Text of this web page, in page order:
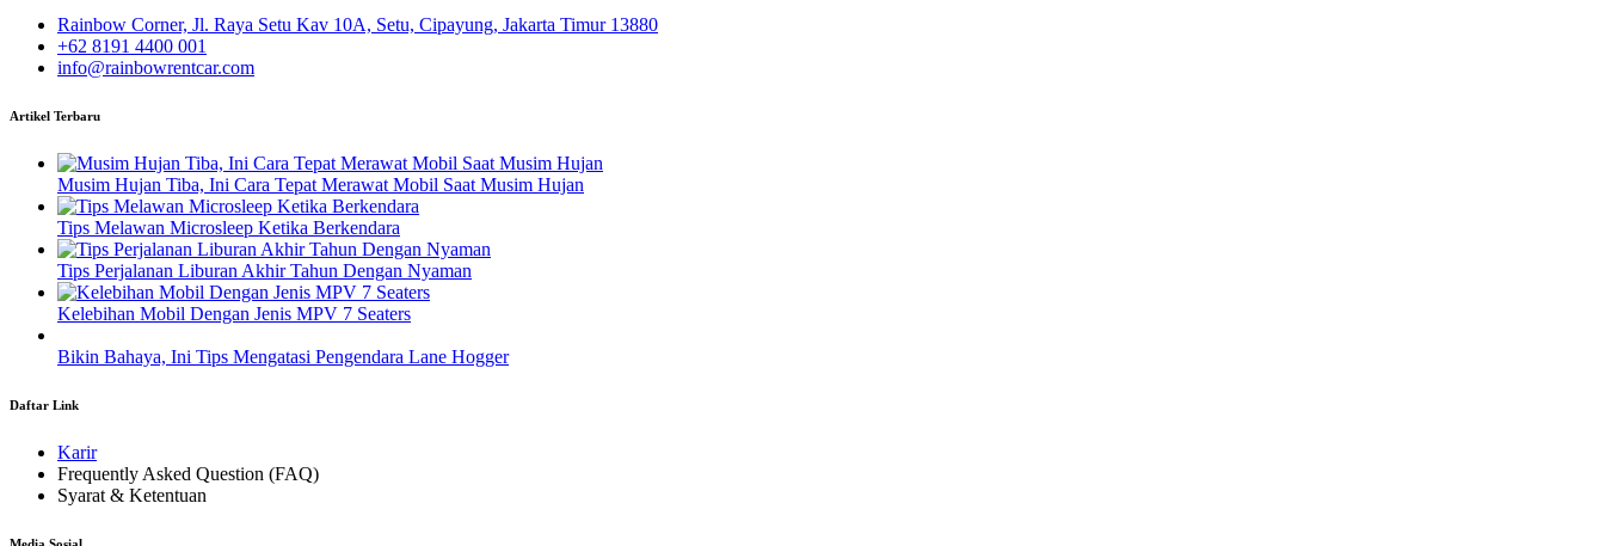
Rainbow Corner, Jl. Raya Setu Kav 10A, Setu, Cipayung, Jakarta Timur 13880
+62 8191 4400 001
info@rainbowrentcar.com
Artikel Terbaru
Musim Hujan Tiba, Ini Cara Tepat Merawat Mobil Saat Musim Hujan
Tips Melawan Microsleep Ketika Berkendara
Tips Perjalanan Liburan Akhir Tahun Dengan Nyaman
Kelebihan Mobil Dengan Jenis MPV 7 Seaters
Bikin Bahaya, Ini Tips Mengatasi Pengendara Lane Hogger
Daftar Link
Karir
Frequently Asked Question (FAQ)
Syarat & Ketentuan